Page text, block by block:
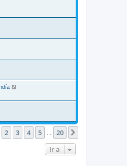
1 de 20
2 3 4 5 20
Ir a